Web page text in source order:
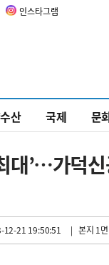
인스타그램
산 국제 문
대’…가덕
12-21 19:50:51 | 본지 1면